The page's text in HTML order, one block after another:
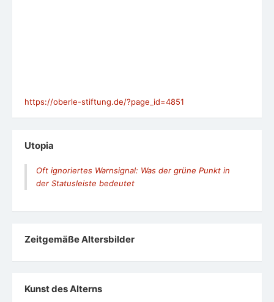
https://oberle-stiftung.de/?page_id=4851
Utopia
Oft ignoriertes Warnsignal: Was der grüne Punkt in
der Statusleiste bedeutet
Zeit­ge­mäße Alters­bil­der
Kunst des Alterns